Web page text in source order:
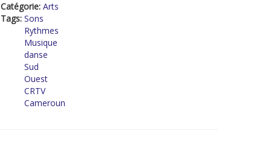
Catégorie: Arts
Tags: Sons
Rythmes
Musique
danse
Sud
Ouest
CRTV
Cameroun